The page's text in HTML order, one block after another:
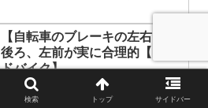
に最適なコスパ重視の選択肢を探る方
必見の記事です。実際の使用感や組み
付けのコツも詳しく紹介し、コストパ
フォーマンスを重視するサイクリスト
にとっておすすめです！
【自転車のブレーキの左右】右
後ろ、左前が実に合理的【ロー
ドバイク】
ブレーキングは、神経質になるべき。
ペダリングを緩めるだけでも減速す
検索 トップ サイドバー